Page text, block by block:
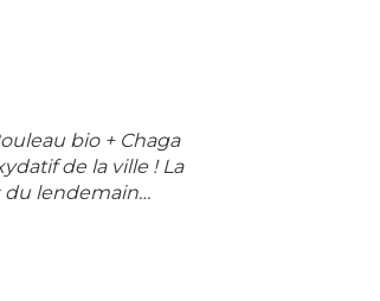
bio + Chaga
de la ville ! La
du lendemain…